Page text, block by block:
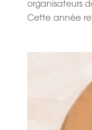
organisateurs
Cette année